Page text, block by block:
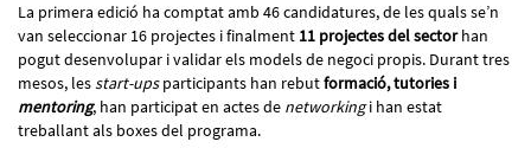
La primera edició ha comptat amb 46 candidatures, de les quals se’n
van seleccionar 16 projectes i finalment 11 projectes del sectorhan
pogut desenvolupar i validar els models de negoci propis. Durant tres
mesos, lesstart-upsparticipants han rebutformació, tutories i
mentoring, han participat en actes de networkingi han estat
treballant als boxes del programa.